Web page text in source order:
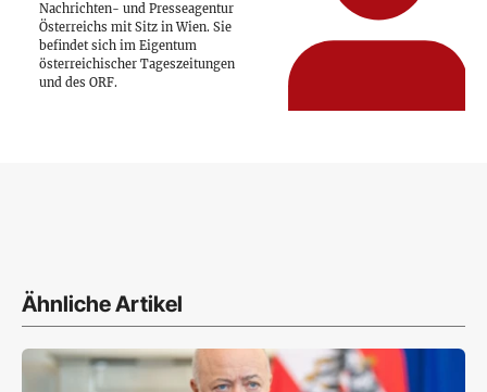
Nachrichten- und Presseagentur
Österreichs mit Sitz in Wien. Sie
befindet sich im Eigentum
österreichischer Tageszeitungen
und des ORF.
Ähnliche Artikel